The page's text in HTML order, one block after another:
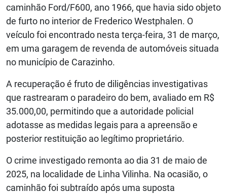
caminhão Ford/F600, ano 1966, que havia sido objeto
de furto no interior de Frederico Westphalen. O
veículo foi encontrado nesta terça-feira, 31 de março,
em uma garagem de revenda de automóveis situada
no município de Carazinho.
A recuperação é fruto de diligências investigativas
que rastrearam o paradeiro do bem, avaliado em R$
35.000,00, permitindo que a autoridade policial
adotasse as medidas legais para a apreensão e
posterior restituição ao legítimo proprietário.
O crime investigado remonta ao dia 31 de maio de
2025, na localidade de Linha Vilinha. Na ocasião, o
caminhão foi subtraído após uma suposta